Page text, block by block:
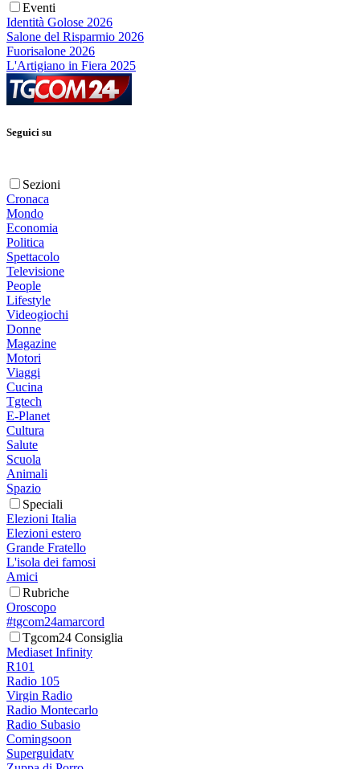
Eventi
Identità Golose 2026
Salone del Risparmio 2026
Fuorisalone 2026
L'Artigiano in Fiera 2025
Seguici su
Sezioni
Cronaca
Mondo
Economia
Politica
Spettacolo
Televisione
People
Lifestyle
Videogiochi
Donne
Magazine
Motori
Viaggi
Cucina
Tgtech
E-Planet
Cultura
Salute
Scuola
Animali
Spazio
Speciali
Elezioni Italia
Elezioni estero
Grande Fratello
L'isola dei famosi
Amici
Rubriche
Oroscopo
#tgcom24amarcord
Tgcom24 Consiglia
Mediaset Infinity
R101
Radio 105
Virgin Radio
Radio Montecarlo
Radio Subasio
Comingsoon
Superguidatv